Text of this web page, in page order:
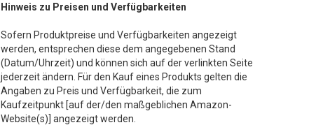
Hinweis zu Preisen und Verfügbarkeiten
Sofern Produktpreise und Verfügbarkeiten angezeigt
werden, entsprechen diese dem angegebenen Stand
(Datum/Uhrzeit) und können sich auf der verlinkten Seite
jederzeit ändern. Für den Kauf eines Produkts gelten die
Angaben zu Preis und Verfügbarkeit, die zum
Kaufzeitpunkt [auf der/den maßgeblichen Amazon-
Website(s)] angezeigt werden.